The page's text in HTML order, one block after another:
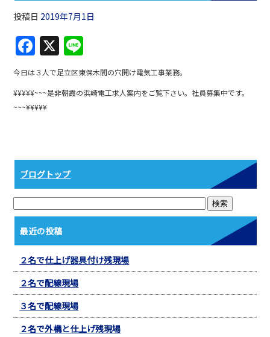
投稿日 2019年7月1日
F
a
c
e
o
k
X
n
e
今日は３人で足立区東保木間の穴開け電気工事業務。
¥¥¥¥¥~~~是非朝霞の浜崎電工求人案内をご覧下さい。社員募集中です。
~~~¥¥¥¥¥
ブログトップ
最近の投稿
２名で仕上げ器具付け残現場
２名で配線現場
３名で配線現場
２名で外構と仕上げ残現場